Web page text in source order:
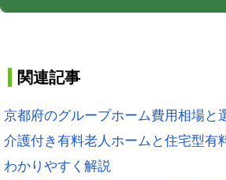
関連記事
京都府のグループホーム費用相場と
介護付き有料老人ホームと住宅型有
わかりやすく解説